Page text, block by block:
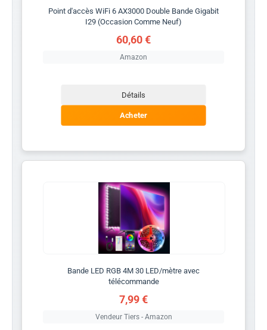
Point d'accès WiFi 6 AX3000 Double Bande Gigabit
I29 (Occasion Comme Neuf)
60,60 €
Amazon
Détails
Acheter
Bande LED RGB 4M 30 LED/mètre avec
télécommande
7,99 €
Vendeur Tiers - Amazon